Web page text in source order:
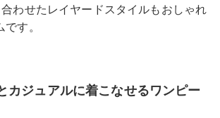
わせたレイヤードスタイルもおしゃれ
す。
カジュアルに着こなせるワンピー